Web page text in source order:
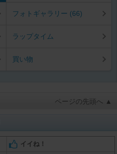
フォトギャラリー (66)
ラップタイム
買い物
ページの先頭へ ▲
イイね！